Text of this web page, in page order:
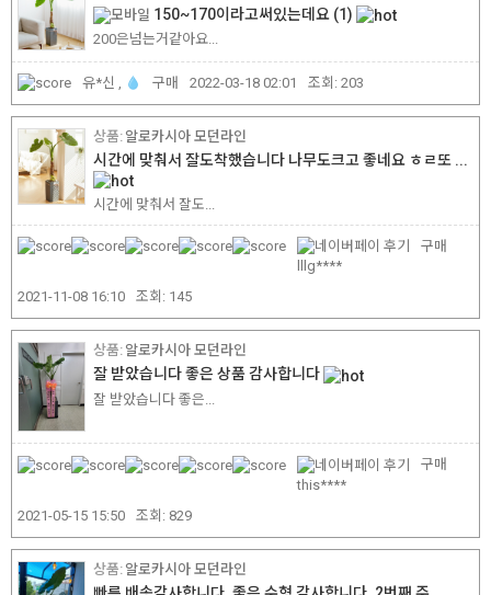
150~170이라고써있는데요 (1)
200은넘는거같아요...
유*신 , 구매 2022-03-18 02:01 조회: 203
알로카시아 모던라인
시간에 맞춰서 잘도착했습니다 나무도크고 좋네요 ㅎㄹ또 ...
시간에 맞춰서 잘도...
lllg****
구매
2021-11-08 16:10 조회: 145
알로카시아 모던라인
잘 받았습니다 좋은 상품 감사합니다
잘 받았습니다 좋은...
this****
구매
2021-05-15 15:50 조회: 829
알로카시아 모던라인